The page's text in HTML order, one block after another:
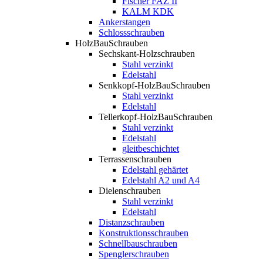
KALM KDK
Ankerstangen
Schlossschrauben
HolzBauSchrauben
Sechskant-Holzschrauben
Stahl verzinkt
Edelstahl
Senkkopf-HolzBauSchrauben
Stahl verzinkt
Edelstahl
Tellerkopf-HolzBauSchrauben
Stahl verzinkt
Edelstahl
gleitbeschichtet
Terrassenschrauben
Edelstahl gehärtet
Edelstahl A2 und A4
Dielenschrauben
Stahl verzinkt
Edelstahl
Distanzschrauben
Konstruktionsschrauben
Schnellbauschrauben
Spenglerschrauben